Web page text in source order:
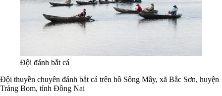
Đội đánh bắt cá
Đội thuyền chuyên đánh bắt cá trên hồ Sông Mây, xã Bắc Sơn, huyện
Trảng Bom, tỉnh Đồng Nai